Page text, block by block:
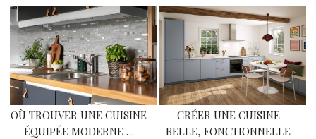
OÙ TROUVER UNE CUISINE
ÉQUIPÉE MODERNE …
CRÉER UNE CUISINE
BELLE, FONCTIONNELLE